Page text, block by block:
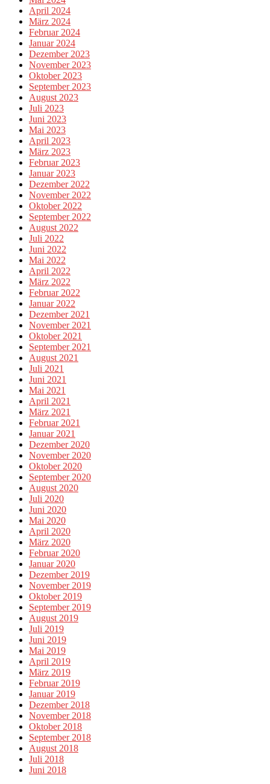
April 2024
März 2024
Februar 2024
Januar 2024
Dezember 2023
November 2023
Oktober 2023
September 2023
August 2023
Juli 2023
Juni 2023
Mai 2023
April 2023
März 2023
Februar 2023
Januar 2023
Dezember 2022
November 2022
Oktober 2022
September 2022
August 2022
Juli 2022
Juni 2022
Mai 2022
April 2022
März 2022
Februar 2022
Januar 2022
Dezember 2021
November 2021
Oktober 2021
September 2021
August 2021
Juli 2021
Juni 2021
Mai 2021
April 2021
März 2021
Februar 2021
Januar 2021
Dezember 2020
November 2020
Oktober 2020
September 2020
August 2020
Juli 2020
Juni 2020
Mai 2020
April 2020
März 2020
Februar 2020
Januar 2020
Dezember 2019
November 2019
Oktober 2019
September 2019
August 2019
Juli 2019
Juni 2019
Mai 2019
April 2019
März 2019
Februar 2019
Januar 2019
Dezember 2018
November 2018
Oktober 2018
September 2018
August 2018
Juli 2018
Juni 2018